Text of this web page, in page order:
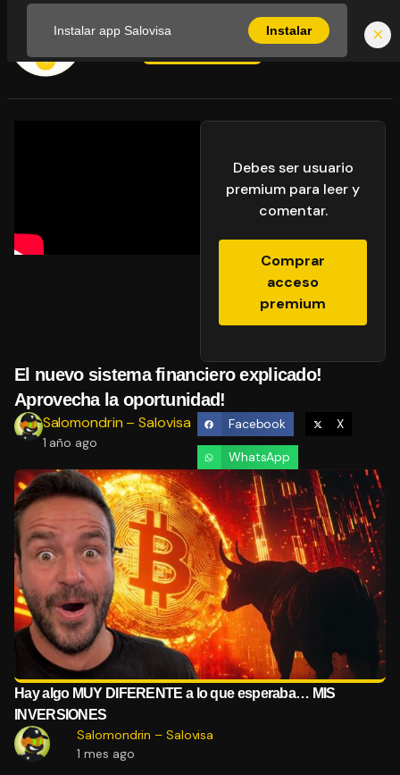
Debes ser usuario
premium para leer y
comentar.
Comprar
acceso
premium
El nuevo sistema financiero explicado!
Aprovecha la oportunidad!
Salomondrin – Salovisa
1 año ago
Facebook X
WhatsApp
Hay algo MUY DIFERENTE a lo que esperaba… MIS
INVERSIONES
Salomondrin – Salovisa
1 mes ago
Instalar app Salovisa Instalar ×